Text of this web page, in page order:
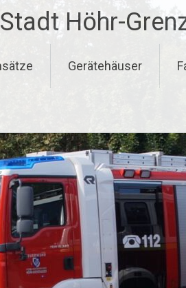
Höhr-
Gerätehäuser